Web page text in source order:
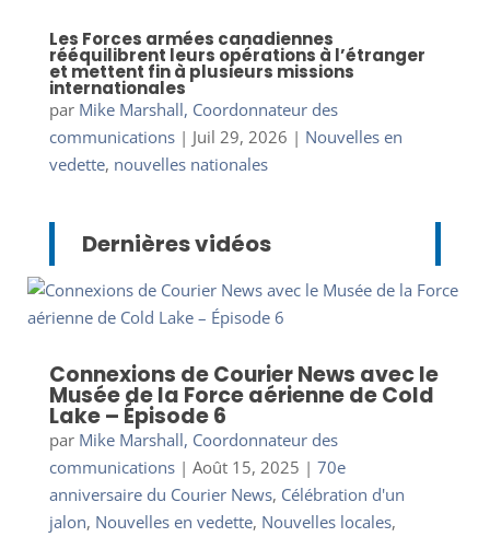
Les Forces armées canadiennes
rééquilibrent leurs opérations à l’étranger
et mettent fin à plusieurs missions
internationales
par Mike Marshall, Coordonnateur des
communications| Juil 29, 2026 | Nouvelles en
vedette, nouvelles nationales
Dernières vidéos
Connexions de Courier News avec le
Musée de la Force aérienne de Cold
Lake – Épisode 6
par Mike Marshall, Coordonnateur des
communications| Août 15, 2025 | 70e
anniversaire du Courier News, Célébration d'un
jalon, Nouvelles en vedette, Nouvelles locales,